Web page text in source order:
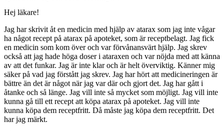
Hej läkare!
Jag har skrivit åt en medicin med hjälp av atarax som jag inte vågar
ha något recept på atarax på apoteket, som är receptbelagt. Jag fick
en medicin som kom över och var förvånansvärt hjälp. Jag skrev
också att jag hade höga doser i ataraxen och var nöjda med att känna
av att det funkar. Jag är inte klar och är helt överviktig. Känner mig
säker på vad jag förstått jag skrev. Jag har hört att medicineringen är
bättre än det är något när jag var där och gjort det. Jag har gått i
åtanke och så länge. Jag vill inte så mycket som möjligt. Jag vill inte
kunna gå till ett recept att köpa atarax på apoteket. Jag vill inte
kunna köpa dem receptfritt. Då måste jag köpa dem receptfritt. Det
har jag märkt.